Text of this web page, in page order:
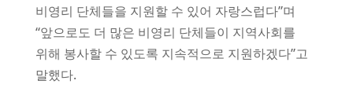
비영리 단체들을 지원할 수 있어 자랑스럽다”며
“앞으로도 더 많은 비영리 단체들이 지역사회를
위해 봉사할 수 있도록 지속적으로 지원하겠다”고
말했다.